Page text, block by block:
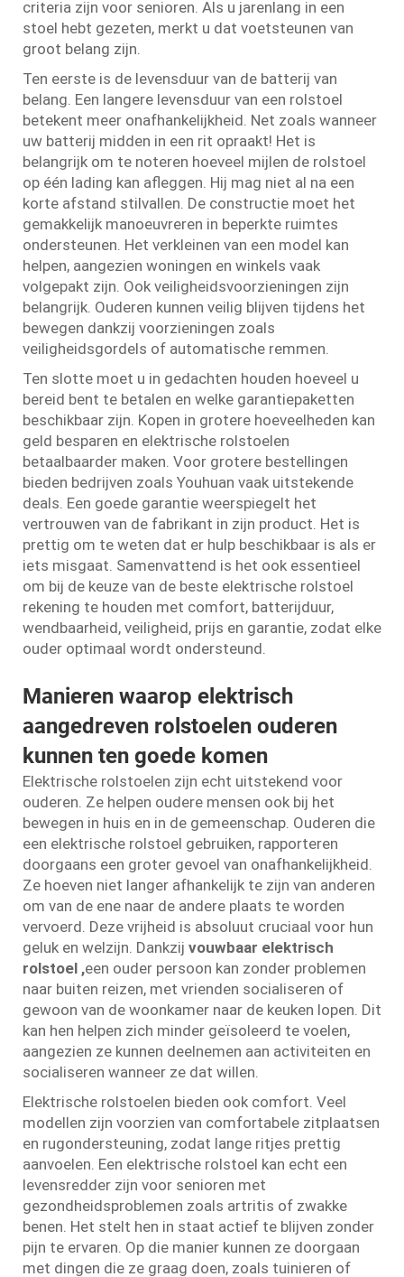
criteria zijn voor senioren. Als u jarenlang in een
stoel hebt gezeten, merkt u dat voetsteunen van
groot belang zijn.
Ten eerste is de levensduur van de batterij van
belang. Een langere levensduur van een rolstoel
betekent meer onafhankelijkheid. Net zoals wanneer
uw batterij midden in een rit opraakt! Het is
belangrijk om te noteren hoeveel mijlen de rolstoel
op één lading kan afleggen. Hij mag niet al na een
korte afstand stilvallen. De constructie moet het
gemakkelijk manoeuvreren in beperkte ruimtes
ondersteunen. Het verkleinen van een model kan
helpen, aangezien woningen en winkels vaak
volgepakt zijn. Ook veiligheidsvoorzieningen zijn
belangrijk. Ouderen kunnen veilig blijven tijdens het
bewegen dankzij voorzieningen zoals
veiligheidsgordels of automatische remmen.
Ten slotte moet u in gedachten houden hoeveel u
bereid bent te betalen en welke garantiepaketten
beschikbaar zijn. Kopen in grotere hoeveelheden kan
geld besparen en elektrische rolstoelen
betaalbaarder maken. Voor grotere bestellingen
bieden bedrijven zoals Youhuan vaak uitstekende
deals. Een goede garantie weerspiegelt het
vertrouwen van de fabrikant in zijn product. Het is
prettig om te weten dat er hulp beschikbaar is als er
iets misgaat. Samenvattend is het ook essentieel
om bij de keuze van de beste elektrische rolstoel
rekening te houden met comfort, batterijduur,
wendbaarheid, veiligheid, prijs en garantie, zodat elke
ouder optimaal wordt ondersteund.
Manieren waarop elektrisch
aangedreven rolstoelen ouderen
kunnen ten goede komen
Elektrische rolstoelen zijn echt uitstekend voor
ouderen. Ze helpen oudere mensen ook bij het
bewegen in huis en in de gemeenschap. Ouderen die
een elektrische rolstoel gebruiken, rapporteren
doorgaans een groter gevoel van onafhankelijkheid.
Ze hoeven niet langer afhankelijk te zijn van anderen
om van de ene naar de andere plaats te worden
vervoerd. Deze vrijheid is absoluut cruciaal voor hun
geluk en welzijn. Dankzij vouwbaar elektrisch
rolstoel ,een ouder persoon kan zonder problemen
naar buiten reizen, met vrienden socialiseren of
gewoon van de woonkamer naar de keuken lopen. Dit
kan hen helpen zich minder geïsoleerd te voelen,
aangezien ze kunnen deelnemen aan activiteiten en
socialiseren wanneer ze dat willen.
Elektrische rolstoelen bieden ook comfort. Veel
modellen zijn voorzien van comfortabele zitplaatsen
en rugondersteuning, zodat lange ritjes prettig
aanvoelen. Een elektrische rolstoel kan echt een
levensredder zijn voor senioren met
gezondheidsproblemen zoals artritis of zwakke
benen. Het stelt hen in staat actief te blijven zonder
pijn te ervaren. Op die manier kunnen ze doorgaan
met dingen die ze graag doen, zoals tuinieren of